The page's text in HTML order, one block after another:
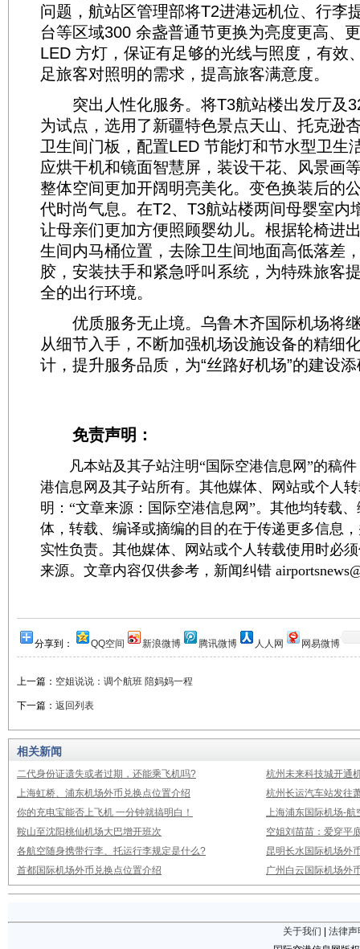
问题，航站区管理部将T2进港远机位、行李
台等区域300 余盏普通节更换为亮度更高、
LED 方灯，保证有足够的光线与照度，有效
足旅客对照明的需求，提高旅客满意度。
突出人性化服务。将T3航站楼出发厅及
为试点，选用了新疆特色景点天山、托克逊
卫生间门板，配置LED 节能灯和节水型卫生
应烘干机和镜面智慧屏，装设干花、风景画
整体空间更加开阔明亮美化。变色换装后的
代时尚气息。在T2、T3航站楼两间母婴室内
让母亲们更加方便照顾婴幼儿。根据轮椅进
生间内马桶位置，去除卫生间地面高低落差
胶，安装扶手和紧急呼叫系统，为特殊旅客
全的出行环境。
优质服务无止境。乌鲁木齐国际机场将
从细节入手，不断加强机场设施设备的精细
计，提升服务品质，为“丝路好机场”的建设
免责声明：
凡本站及其子站注明“国际空港信息网”的稿件
港信息网及其子站所有。其他媒体、网站或个人
明：“文章来源：国际空港信息网”。其他均转载
体，转载、编译或摘编的目的在于传递更多信息
实性负责。其他媒体、网站或个人转载使用时必
来源。文章内容仅供参考，新闻纠错
分享到： QQ空间 新浪微博 腾讯微博 人人网 网易微博
上一篇： 空姐说说：调个航班 陪妈妈一程
下一篇： 返回列表
相关新闻
二代身份证遗失或者过期，还能乘飞机吗?
杭州未来科技城开通
上海虹桥、浦东机场外币兑换点位置介绍
杭州长运汽车站发往
你的充电宝能否上飞机 一分钟就搞明白！
上海浦东国际机场-航
鞍山至沈阳桃仙机场大巴增开班次
空姐刘苗苗：爱穿平
各航空随身携带行李、托运行李规定是什么?
昆明长水国际机场外
首都国际机场外币兑换点位置介绍
广州白云国际机场外
关于我们
法律声